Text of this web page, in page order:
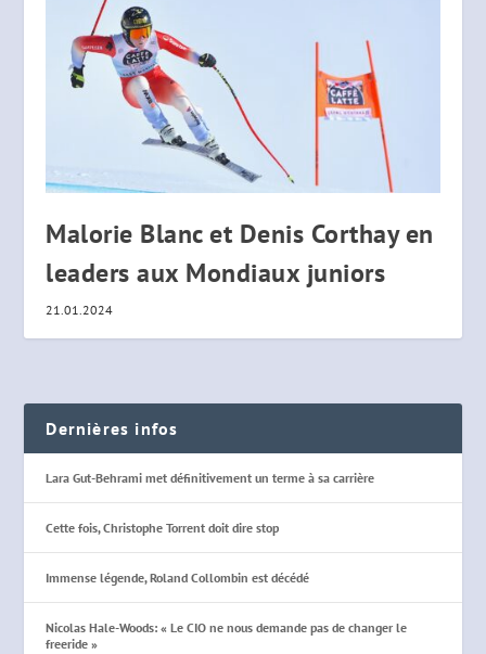
Malorie Blanc et Denis Corthay en
leaders aux Mondiaux juniors
21.01.2024
Dernières infos
Lara Gut-Behrami met définitivement un terme à sa carrière
Cette fois, Christophe Torrent doit dire stop
Immense légende, Roland Collombin est décédé
Nicolas Hale-Woods: « Le CIO ne nous demande pas de changer le
freeride »